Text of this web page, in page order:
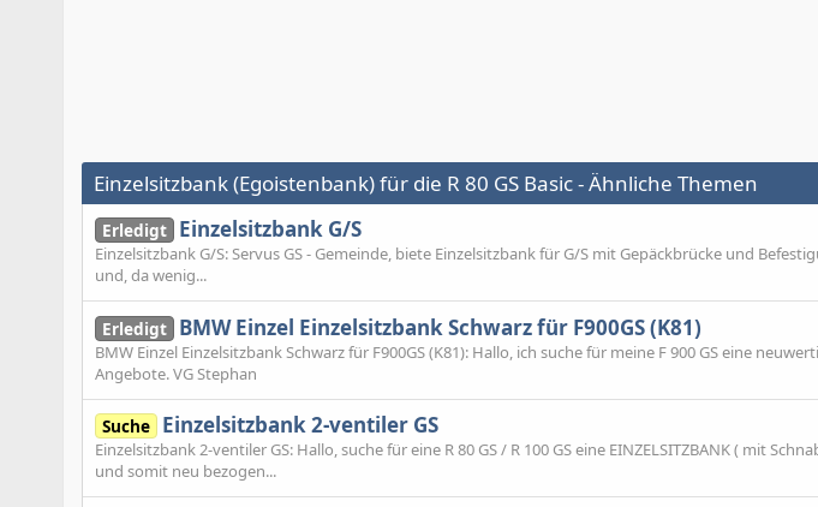
Einzelsitzbank (Egoistenbank) für die R 80 GS Basic - Ähnliche Themen
Erledigt Einzelsitzbank G/S
Einzelsitzbank G/S: Servus GS - Gemeinde, biete Einzelsitzbank für G/S mit Gepäckbrücke und
und, da wenig...
Erledigt BMW Einzel Einzelsitzbank Schwarz für F900GS (K81)
BMW Einzel Einzelsitzbank Schwarz für F900GS (K81): Hallo, ich suche für meine F 900 GS eine
Angebote. VG Stephan
Suche Einzelsitzbank 2-ventiler GS
Einzelsitzbank 2-ventiler GS: Hallo, suche für eine R 80 GS / R 100 GS eine EINZELSITZBANK ( mit
und somit neu bezogen...